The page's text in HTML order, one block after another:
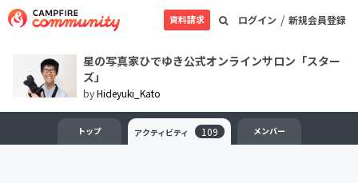
ログイン / 新規会員登録
資料請求
星の写真家ひでゆき公式オンラインサロン「スター
ズ」
byHideyuki_Kato
トップ アクティビティ 109 メンバー